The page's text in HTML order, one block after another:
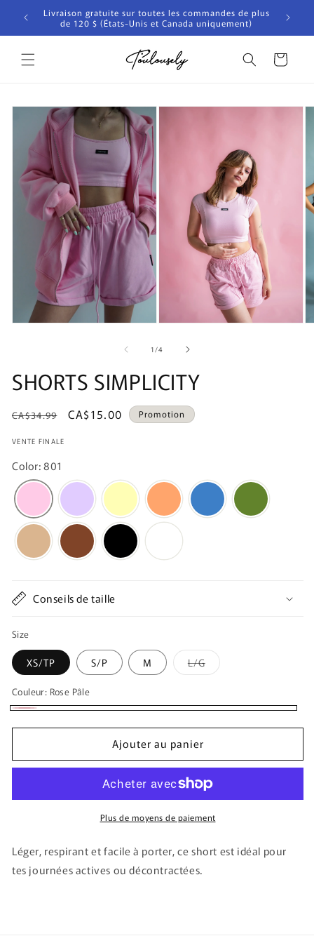
passer
contenu
Livraison gratuite sur toutes les commandes de plus
de 120 $ (États-Unis et Canada uniquement)
Panier
Passer aux
informations
produits
1/de
4
SHORTS SIMPLICITY
Prix
CA$34.99
Prix
CA$15.00 Promotion
VENTE FINALE
Color: 801
Conseils de taille
Size
XS/TP S/P M L/GVariante
épuisée
Couleur: Rose Pâle
Ajouter au panier
Plus de moyens de paiement
Léger, respirant et facile à porter, ce short est idéal pour
tes journées actives ou décontractées.